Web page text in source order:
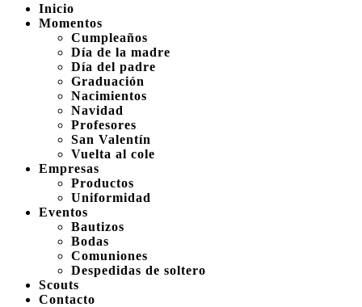
Inicio
Momentos
Cumpleaños
Día de la madre
Día del padre
Graduación
Nacimientos
Navidad
Profesores
San Valentín
Vuelta al cole
Empresas
Productos
Uniformidad
Eventos
Bautizos
Bodas
Comuniones
Despedidas de soltero
Scouts
Contacto